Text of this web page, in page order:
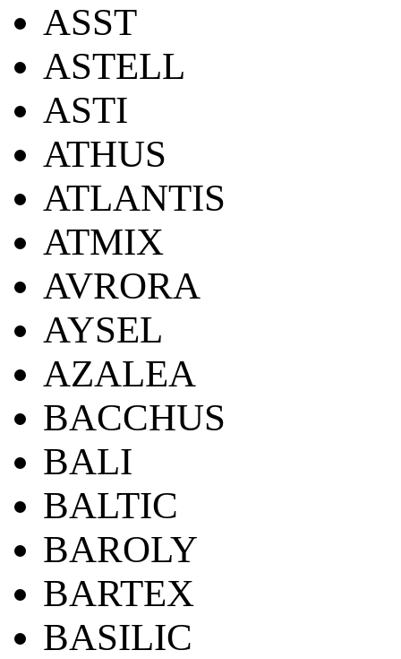
ASST
ASTELL
ASTI
ATHUS
ATLANTIS
ATMIX
AVRORA
AYSEL
AZALEA
BACCHUS
BALI
BALTIC
BAROLY
BARTEX
BASILIC